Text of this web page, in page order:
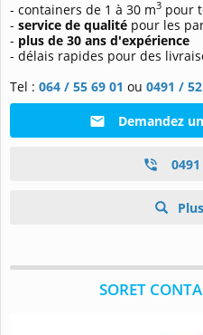
- containers de 1 à 30 m3 pour
- service de qualité pour les
- plus de 30 ans d'expérience
- délais rapides pour des
Tel : 064 / 55 69 01 ou 0491 /
Demandez
SORET